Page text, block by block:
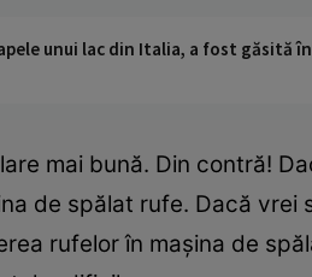
unui lac din Italia, a fost găsită
mai bună. Din contră!
de spălat rufe. Dacă vrei
rufelor în maşina de